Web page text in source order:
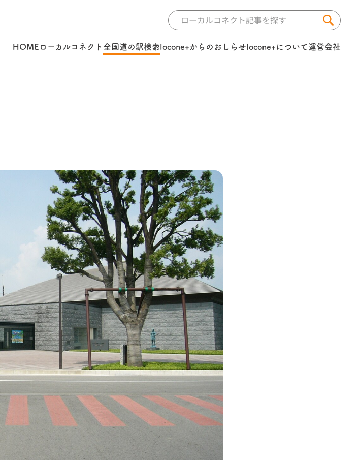
HOME ローカルコネクト 全国道の駅検索locone+からのおしらせlocone+について運営会社